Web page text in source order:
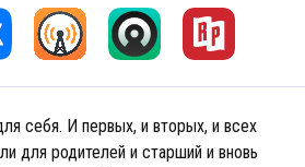
себя. И первых, и вторых, и всех
для родителей и старший и вновь